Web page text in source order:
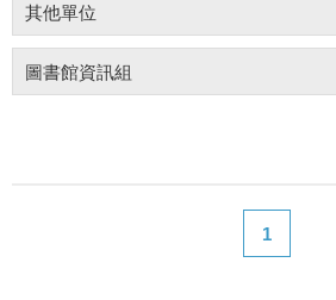
其他單位
圖書館資訊組
1